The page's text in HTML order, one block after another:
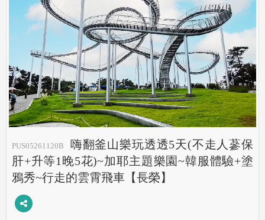
PUS05261120B
嗨翻釜山樂玩透透5天(不走人蔘保
肝+升等1晚5花)~加耶主題樂園~韓服體驗+塗
鴉秀~行走的雲霄飛車【長榮】